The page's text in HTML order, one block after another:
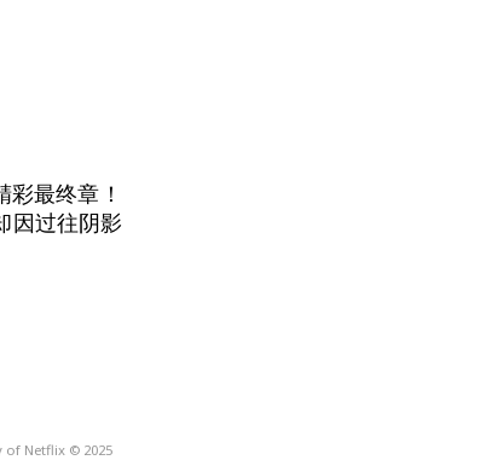
最终章！
因过往阴影
of Netflix © 2025